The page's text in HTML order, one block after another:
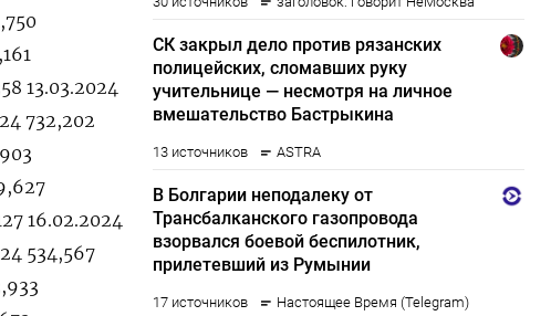
13.03.2024
732,202
16.02.2024
534,567